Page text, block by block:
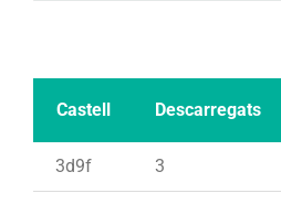
Castell Descarregats
3d9f 3